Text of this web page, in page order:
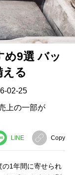
め9選 バッ
る
02-25
上の一部が
LINE Copy
1年間に寄せられ